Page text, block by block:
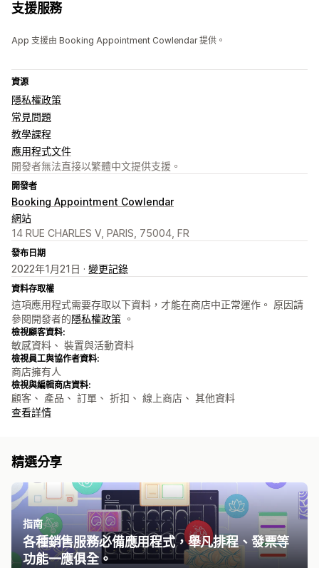
支援服務
App 支援由 Booking Appointment Cowlendar 提供。
資源
隱私權政策
常見問題
教學課程
應用程式文件
開發者無法直接以繁體中文提供支援。
開發者
Booking Appointment Cowlendar
網站
14 RUE CHARLES V, PARIS, 75004, FR
發布日期
2022年1月21日 · 變更記錄
資料存取權
這項應用程式需要存取以下資料，才能在商店中正常運作。 原因請
參閱開發者的隱私權政策 。
檢視顧客資料:
敏感資料、 裝置與活動資料
檢視員工與協作者資料:
商店擁有人
檢視與編輯商店資料:
顧客、 產品、 訂單、 折扣、 線上商店、 其他資料
查看詳情
精選分享
指南
各種銷售服務必備應用程式，舉凡排程、發票等
功能一應俱全。